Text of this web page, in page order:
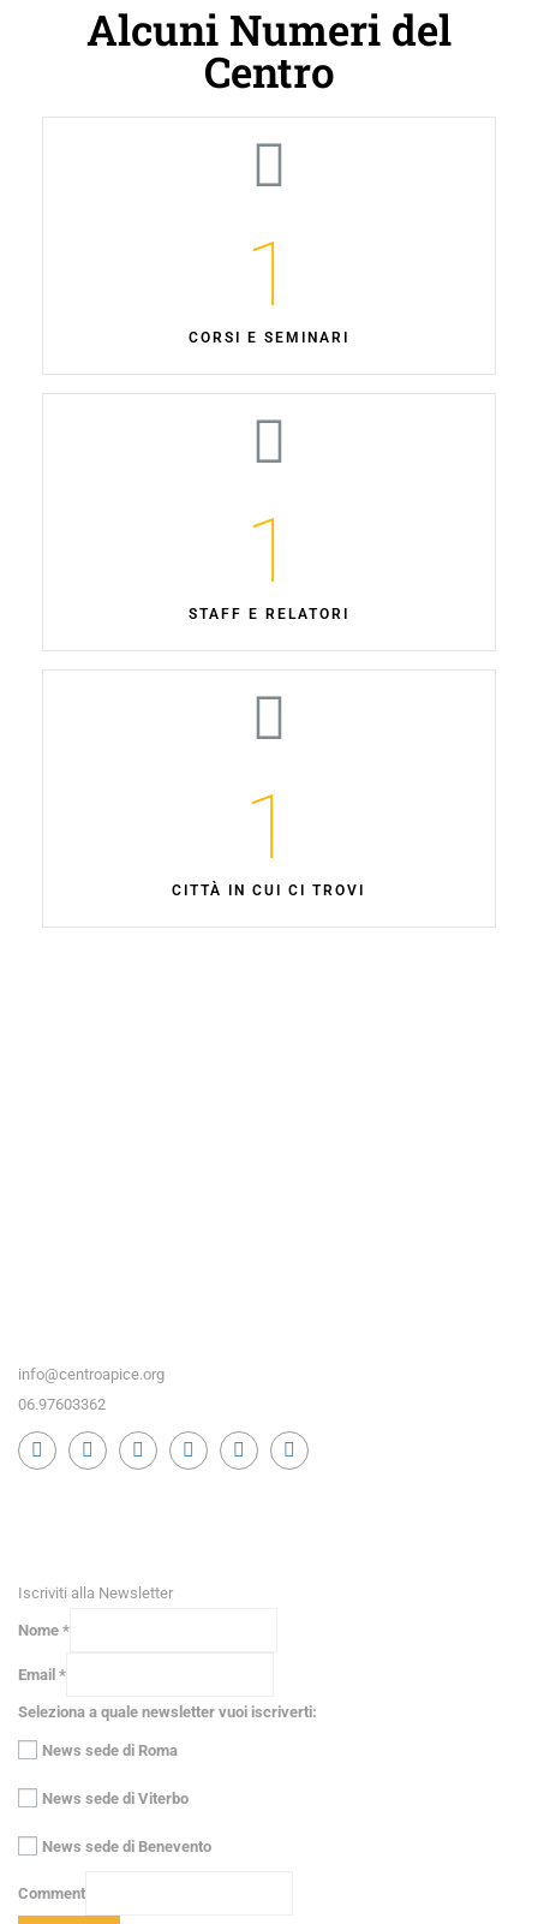
Alcuni Numeri del
Centro
1
CORSI E SEMINARI
1
STAFF E RELATORI
1
CITTÀ IN CUI CI TROVI
info@centroapice.org
06.97603362
Iscriviti alla Newsletter
Nome *
Email *
Seleziona a quale newsletter vuoi iscriverti:
News sede di Roma
News sede di Viterbo
News sede di Benevento
Comment